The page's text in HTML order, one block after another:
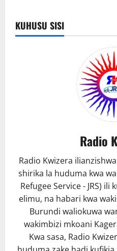
KUHUSU SISI
Radio
Radio Kwizera
shirika la huduma kwa
Refugee Service - JRS)
elimu, na habari kwa
Burundi waliokuwa
wakimbizi mkoani
Kwa sasa, Radio